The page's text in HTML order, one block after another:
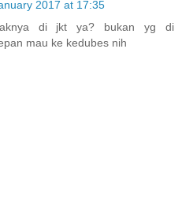
2017 at 17:35
di jkt ya? bukan yg di
mau ke kedubes nih